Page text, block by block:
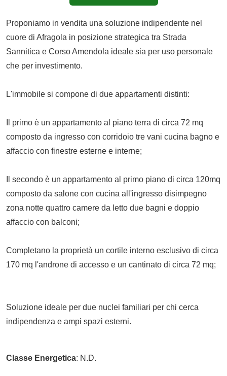
Proponiamo in vendita una soluzione indipendente nel
cuore di Afragola in posizione strategica tra Strada
Sannitica e Corso Amendola ideale sia per uso personale
che per investimento.
L'immobile si compone di due appartamenti distinti:
Il primo è un appartamento al piano terra di circa 72 mq
composto da ingresso con corridoio tre vani cucina bagno e
affaccio con finestre esterne e interne;
Il secondo è un appartamento al primo piano di circa 120mq
composto da salone con cucina all'ingresso disimpegno
zona notte quattro camere da letto due bagni e doppio
affaccio con balconi;
Completano la proprietà un cortile interno esclusivo di circa
170 mq l'androne di accesso e un cantinato di circa 72 mq;
Soluzione ideale per due nuclei familiari per chi cerca
indipendenza e ampi spazi esterni.
Classe Energetica: N.D.